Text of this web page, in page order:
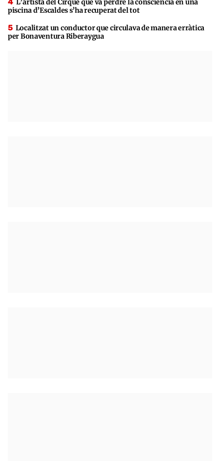
L’artista del Cirque que va perdre la consciència en una
piscina d’Escaldes s’ha recuperat del tot
Localitzat un conductor que circulava de manera erràtica
per Bonaventura Riberaygua